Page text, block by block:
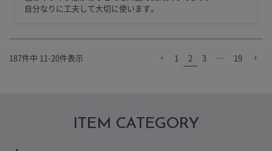
自分なりに工夫して大切に使います。
187件中 11-20件表示 1 2 3 … 19
ITEM CATEGORY